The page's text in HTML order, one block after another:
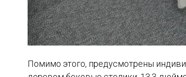
Помимо этого, предусмотрены